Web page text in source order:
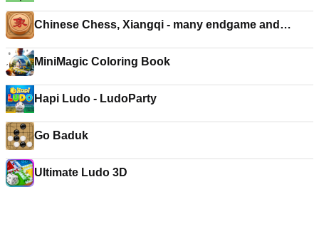
Chinese Chess, Xiangqi - many endgame and
MiniMagic Coloring Book
Hapi Ludo - LudoParty
Go Baduk
Ultimate Ludo 3D